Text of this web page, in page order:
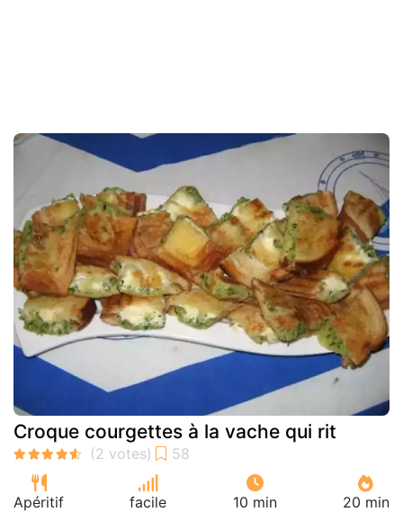
Croque courgettes à la vache qui rit
Apéritif facile 10 min 20 min